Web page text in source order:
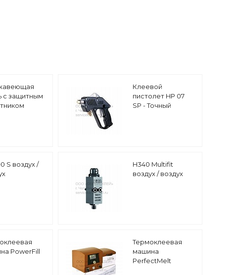
с защитным
Клеевой
пистолет HP 07
SP - Точный
S воздух /
H340 Multifit
воздух / воздух
PowerFill
Термоклеевая
машина
PerfectMelt